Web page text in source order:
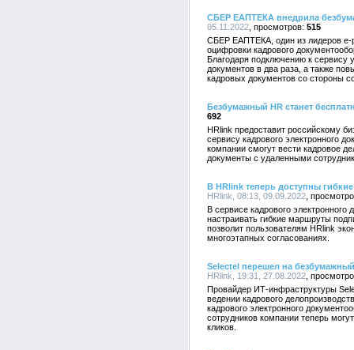
СБЕР ЕАПТЕКА внедрила
05.11.2022
515
СБЕР ЕАПТЕКА, один из лидеров e-
оцифровки кадрового
Благодаря подключению к сервису
документов в два раза, а также
кадровых документов со стороны
Безбумажный HR станет
692
HRlink предоставит российскому
сервису кадрового электронного
компании смогут вести кадровое
документы с удаленными
В HRlink теперь доступны
HRlink, 08:13, 09.09.2022
В сервисе кадрового
настраивать гибкие маршруты
позволит пользователям HRlink
многоэтапных согласованиях.
Selectel перешел на
HRlink, 19:31, 27.08.2022
Провайдер ИТ-инфраструктуры
ведении кадрового
кадрового электронного
сотрудников компании теперь
кликов.